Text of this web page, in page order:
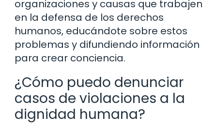
organizaciones y causas que trabajen
en la defensa de los derechos
humanos, educándote sobre estos
problemas y difundiendo información
para crear conciencia.
¿Cómo puedo denunciar
casos de violaciones a la
dignidad humana?